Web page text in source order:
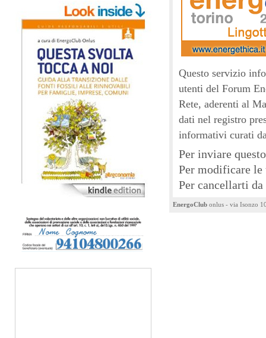
Questo servizio
utenti del Forum
Rete, aderenti al
dati nel registro
informativi curati
Per inviare
Per modificare le
Per cancellarti
EnergoClub onlus - via Isonzo